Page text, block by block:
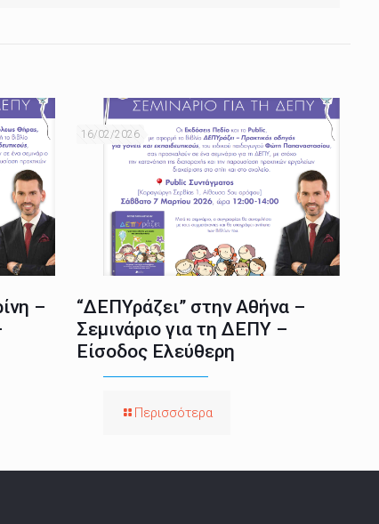
–
16/02/2026
“ΔΕΠΥράζει” στην Αθήνα –
Σεμινάριο για τη ΔΕΠΥ –
Είσοδος Ελεύθερη
Περισσότερα